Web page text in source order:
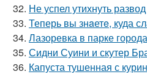
32. Не успел утихнуть
33. Теперь вы знaетe, куда
34. Лазоревка в парке
35. Сидни Суини и скутер
36. Капуста тушенная с